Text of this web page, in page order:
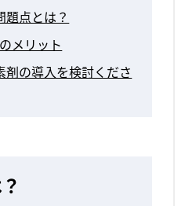
題点とは？
メリット
剤の導入を検討くださ